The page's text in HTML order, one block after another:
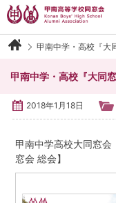
Skip
to
content甲南中学・高校『大
甲南中学・高校『大同
2018年1月18日
甲南中学高校大同窓
窓会 総会】